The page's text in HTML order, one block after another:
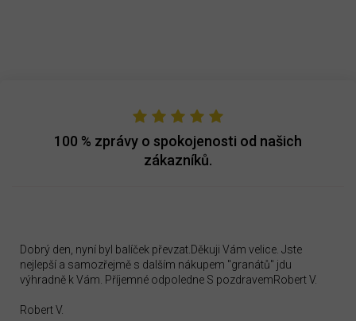
100 % zprávy o spokojenosti od našich
zákazníků.
Dobrý den, nyní byl balíček převzat.Děkuji Vám velice. Jste
nejlepší a samozřejmě s dalším nákupem "granátů" jdu
výhradně k Vám. Příjemné odpoledne S pozdravemRobert V.
Robert V.